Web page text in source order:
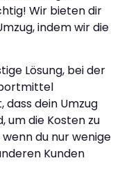
Wir bieten dir
indem wir die
Lösung, bei der
dein Umzug
um die Kosten zu
du nur wenige
Kunden